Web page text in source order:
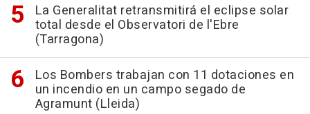
La Generalitat retransmitirá el eclipse solar
total desde el Observatori de l'Ebre
(Tarragona)
Los Bombers trabajan con 11 dotaciones en
un incendio en un campo segado de
Agramunt (Lleida)